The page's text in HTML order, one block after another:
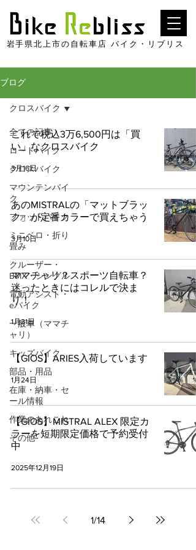
​岩手県北上市の自転車店 バイク・リブリス
ブログ
全ての記事
ロードバイク
クロスバイク
マウンテンバイ
ク
ファットバイク
ミニベロ・折り
畳み
クルーザー・
BMX・シングル
電動アシスト・
eバイク
一般車（ママチ
ャリ）
キッズバイク
部品・用品
在庫・納車・セ
ール情報
作業のあれこれ
その他
クロスバイク
これで税込3万6,500円は「買
い」なクロスバイク
3月16日
あのMISTRALの「マットブラッ
ク」が定番カラーで買えちゃう
3月10日
ママチャリ？スポーツ自転車？
迷ったときにはコレルで決ま
り！
1月31日
【GIOS】ARIES入荷しています
1月24日
【GIOS】MISTRAL ALEX 限定カ
ラーを短期限定価格で予約受付
中
2025年12月19日
1/14